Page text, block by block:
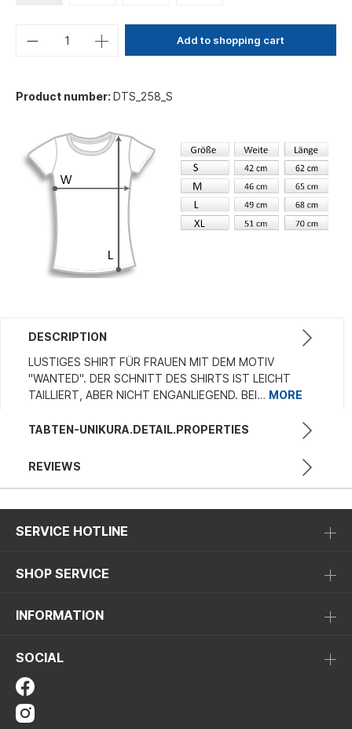
Add to shopping cart
Product number: DTS_258_S
DESCRIPTION
LUSTIGES SHIRT FÜR FRAUEN MIT DEM MOTIV
"WANTED". DER SCHNITT DES SHIRTS IST LEICHT
TAILLIERT, ABER NICHT ENGANLIEGEND. BEI… MORE
TABTEN-UNIKURA.DETAIL.PROPERTIES
REVIEWS
SERVICE HOTLINE
SHOP SERVICE
INFORMATION
SOCIAL